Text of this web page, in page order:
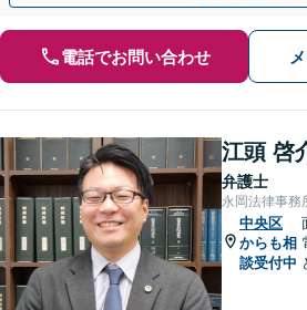
電話でお問い合わせ
江頭 啓
弁護士
永岡法律事務
中央区
からも相
談受付中